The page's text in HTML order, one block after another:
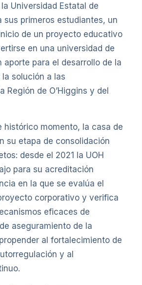
la Universidad Estatal de
sus primeros estudiantes, un
de un proyecto educativo
en una universidad de
aporte para el desarrollo de la
solución a las
Región de O’Higgins y del
histórico momento, la casa de
su etapa de consolidación
desde el 2021 la UOH
para su acreditación
en la que se evalúa el
corporativo y verifica
eficaces de
aseguramiento de la
al fortalecimiento de
y al